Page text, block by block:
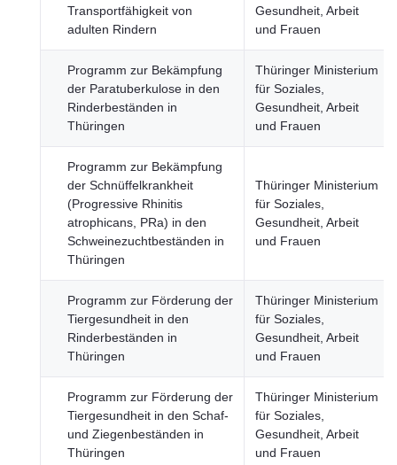
Transportfähigkeit von
adulten Rindern
Gesundheit, Arbeit
und Frauen
Programm zur Bekämpfung
der Paratuberkulose in den
Rinderbeständen in
Thüringen
Thüringer Ministerium
für Soziales,
Gesundheit, Arbeit
und Frauen
Programm zur Bekämpfung
der Schnüffelkrankheit
(Progressive Rhinitis
atrophicans, PRa) in den
Schweinezuchtbeständen in
Thüringen
Thüringer Ministerium
für Soziales,
Gesundheit, Arbeit
und Frauen
Programm zur Förderung der
Tiergesundheit in den
Rinderbeständen in
Thüringen
Thüringer Ministerium
für Soziales,
Gesundheit, Arbeit
und Frauen
Programm zur Förderung der
Tiergesundheit in den Schaf-
und Ziegenbeständen in
Thüringen
Thüringer Ministerium
für Soziales,
Gesundheit, Arbeit
und Frauen